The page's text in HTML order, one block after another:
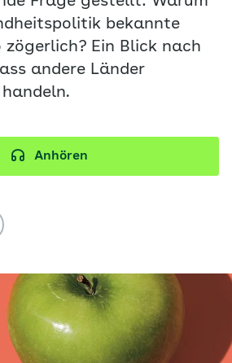
bekannte
zögerlich? Ein Blick nach
andere Länder
Anhören